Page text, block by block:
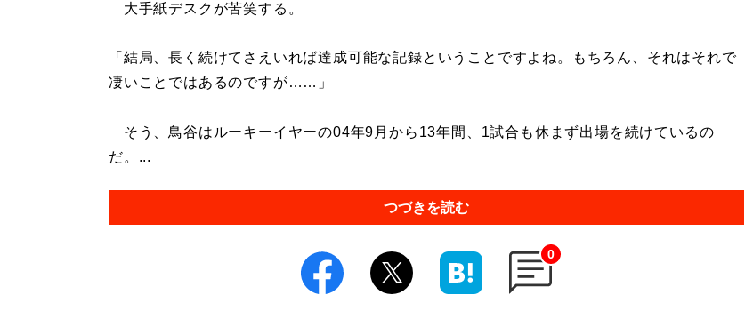
大手紙デスクが苦笑する。
「結局、長く続けてさえいれば達成可能な記録ということですよね。もちろん、それはそれで
凄いことではあるのですが……」
そう、鳥谷はルーキーイヤーの04年9月から13年間、1試合も休まず出場を続けているの
だ。...
つづきを読む
0